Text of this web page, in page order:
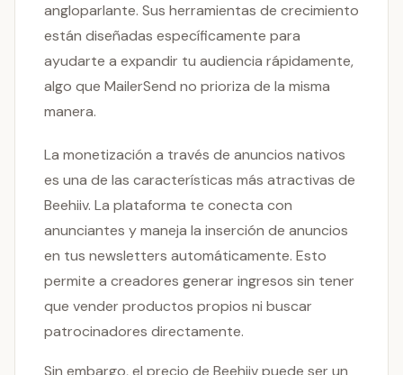
angloparlante. Sus herramientas de crecimiento
están diseñadas específicamente para
ayudarte a expandir tu audiencia rápidamente,
algo que MailerSend no prioriza de la misma
manera.
La monetización a través de anuncios nativos
es una de las características más atractivas de
Beehiiv. La plataforma te conecta con
anunciantes y maneja la inserción de anuncios
en tus newsletters automáticamente. Esto
permite a creadores generar ingresos sin tener
que vender productos propios ni buscar
patrocinadores directamente.
Sin embargo, el precio de Beehiiv puede ser un